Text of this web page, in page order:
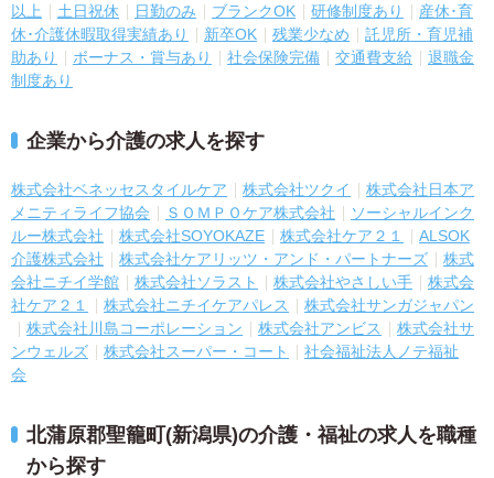
以上
土日祝休 日勤のみ ブランクOK 研修制度あり
産休･育
休･介護休暇取得実績あり
新卒OK 残業少なめ
託児所・育児補
助あり
ボーナス・賞与あり 社会保険完備 交通費支給
退職金
制度あり
企業から介護の求人を探す
株式会社ベネッセスタイルケア 株式会社ツクイ
株式会社日本ア
メニティライフ協会
ＳＯＭＰＯケア株式会社
ソーシャルインク
ルー株式会社
株式会社SOYOKAZE 株式会社ケア２１
ALSOK
介護株式会社
株式会社ケアリッツ・アンド・パートナーズ
株式
会社ニチイ学館
株式会社ソラスト 株式会社やさしい手
株式会
社ケア２１
株式会社ニチイケアパレス
株式会社サンガジャパン
株式会社川島コーポレーション
株式会社アンビス
株式会社サ
ンウェルズ
株式会社スーパー・コート
社会福祉法人ノテ福祉
会
北蒲原郡聖籠町(新潟県)の介護・福祉の求人を職種
から探す